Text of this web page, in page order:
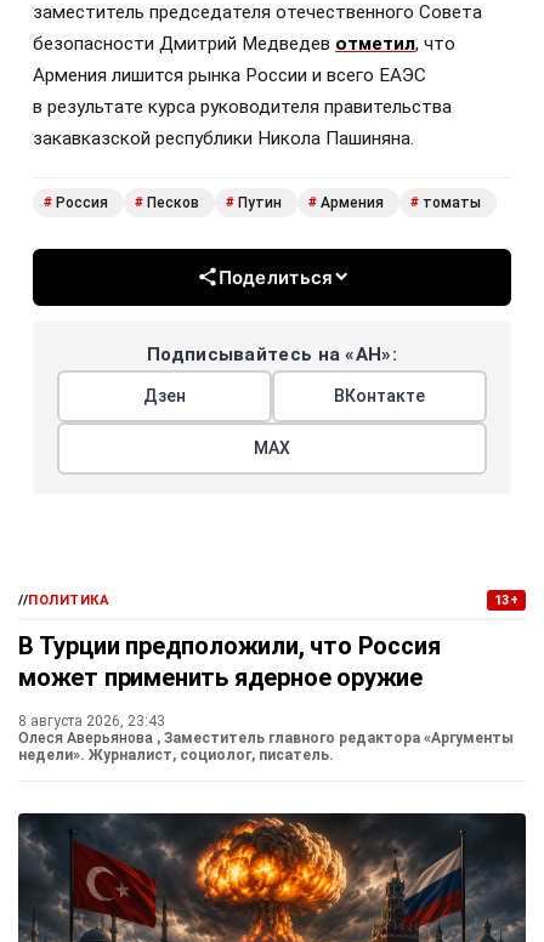
заместитель председателя отечественного Совета
безопасности Дмитрий Медведев отметил, что
Армения лишится рынка России и всего ЕАЭС
в результате курса руководителя правительства
закавказской республики Никола Пашиняна.
# Россия # Песков # Путин # Армения # томаты
Поделиться
Подписывайтесь на «АН»:
Дзен ВКонтакте
МАХ
//ПОЛИТИКА 13+
В Турции предположили, что Россия
может применить ядерное оружие
8 августа 2026, 23:43
Олеся Аверьянова , Заместитель главного редактора «Аргументы
недели». Журналист, социолог, писатель.